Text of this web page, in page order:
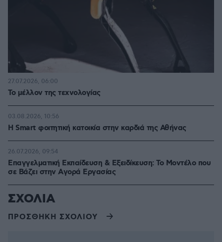
Το μέλλον της τεχνολογίας
27.07.2026, 06:00
Η Smart φοιτητική κατοικία στην καρδιά της Αθήνας
03.08.2026, 10:56
Επαγγελματική Εκπαίδευση & Εξειδίκευση: Το Mοντέλο που
σε Bάζει στην Aγορά Eργασίας
26.07.2026, 09:54
ΣΧΟΛΙΑ
ΠΡΟΣΘΗΚΗ ΣΧΟΛΙΟΥ